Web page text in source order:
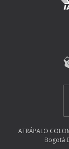
ATRÁPALO
Bogotá